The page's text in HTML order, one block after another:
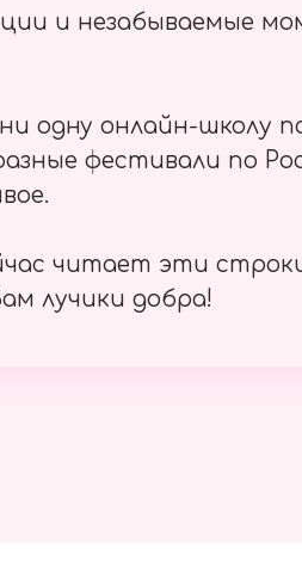
и незабываемые
одну онлайн-школу
фестивали по
читает эти
лучики добра!